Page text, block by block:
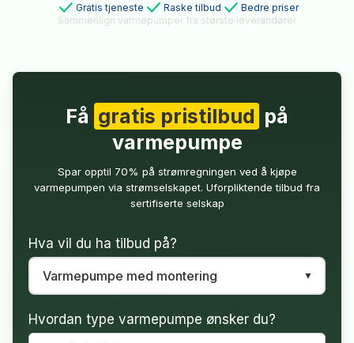
Gratis tjeneste Raske tilbud
Bedre priser
Sammenlign varmepumper fra største leverandører
Få gratis pristilbud på
varmepumpe
Spar opptil 70% på strømregningen ved å kjøpe
varmepumpen via strømselskapet. Uforpliktende tilbud fra
sertifiserte selskap
Hva vil du ha tilbud på?
Hvordan type varmepumpe ønsker du?